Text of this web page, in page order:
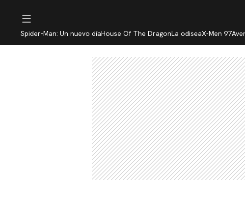
Spider-Man: Un nuevo díaHouse Of The DragonLa odiseaX-Men 97